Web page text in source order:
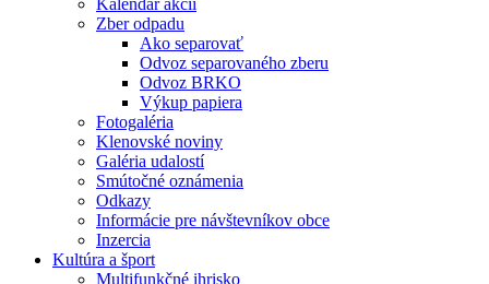
Kalendár akcií
Zber odpadu
Ako separovať
Odvoz separovaného zberu
Odvoz BRKO
Výkup papiera
Fotogaléria
Klenovské noviny
Galéria udalostí
Smútočné oznámenia
Odkazy
Informácie pre návštevníkov obce
Inzercia
Kultúra a šport
Multifunkčné ihrisko